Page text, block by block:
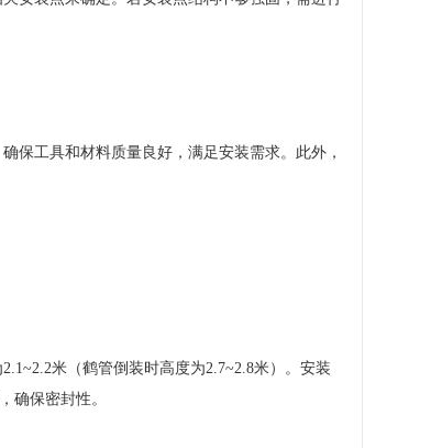
保工具和材料质量良好，满足安装需求。此外，
米（鹤管倒装时高度为2.7~2.8米）。安装
确保密封性。